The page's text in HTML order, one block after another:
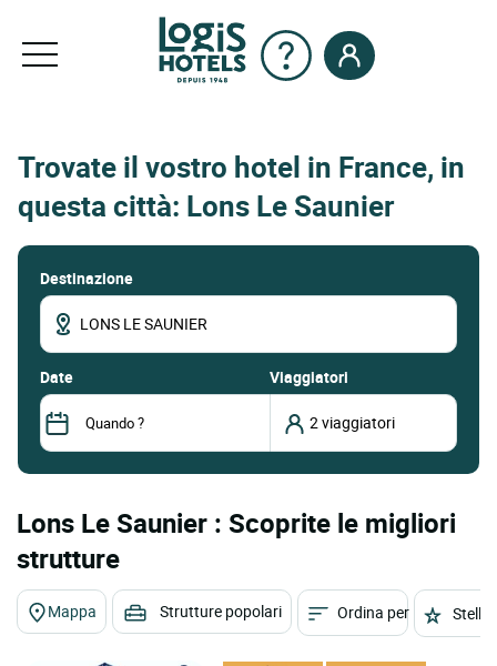
Trovate il vostro hotel in France, in
questa città: Lons Le Saunier
Destinazione
date Viaggiatori
Lons Le Saunier : Scoprite le migliori
strutture
Mappa Strutture popolari Ordina per Stelle